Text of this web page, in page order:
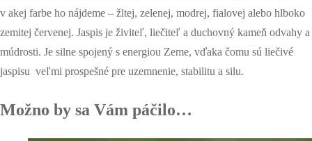
v akej farbe ho nájdeme – žltej, zelenej, modrej, fialovej alebo hlboko
zemitej červenej. Jaspis je živiteľ, liečiteľ a duchovný kameň odvahy a
múdrosti. Je silne spojený s energiou Zeme, vďaka čomu sú liečivé
jaspisu veľmi prospešné pre uzemnenie, stabilitu a silu.
Možno by sa Vám páčilo…